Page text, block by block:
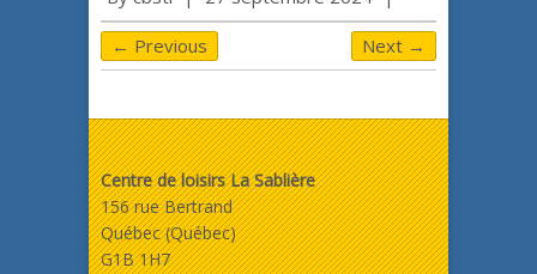
← Previous Next →
Centre de loisirs La Sablière
156 rue Bertrand
Québec (Québec)
G1B 1H7